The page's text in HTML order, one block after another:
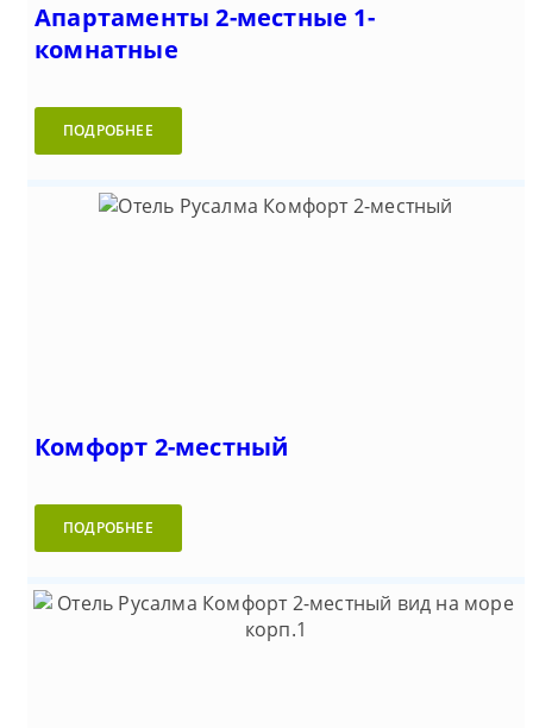
Апартаменты 2-местные 1-
комнатные
ПОДРОБНЕЕ
Комфорт 2-местный
ПОДРОБНЕЕ